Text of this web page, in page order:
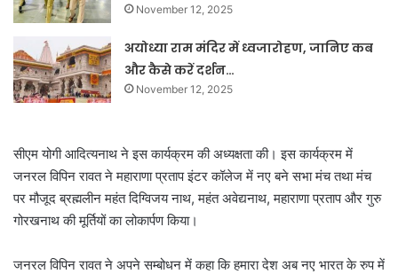
November 12, 2025
अयोध्या राम मंदिर में ध्वजारोहण, जानिए कब
और कैसे करें दर्शन…
November 12, 2025
सीएम योगी आदित्यनाथ ने इस कार्यक्रम की अध्यक्षता की। इस कार्यक्रम में
जनरल विपिन रावत ने महाराणा प्रताप इंटर कॉलेज में नए बने सभा मंच तथा मंच
पर मौजूद ब्रह्मलीन महंत दिग्विजय नाथ, महंत अवेद्यनाथ, महाराणा प्रताप और गुरु
गोरखनाथ की मूर्तियों का लोकार्पण किया।
जनरल विपिन रावत ने अपने सम्बोधन में कहा कि हमारा देश अब नए भारत के रुप में